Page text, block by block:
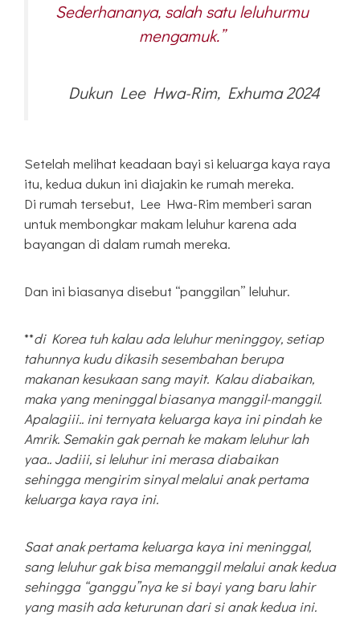
Sederhananya, salah satu leluhurmu
mengamuk.”
Dukun Lee Hwa-Rim, Exhuma 2024
Setelah melihat keadaan bayi si keluarga kaya raya
itu, kedua dukun ini diajakin ke rumah mereka.
Di rumah tersebut, Lee Hwa-Rim memberi saran
untuk membongkar makam leluhur karena ada
bayangan di dalam rumah mereka.
Dan ini biasanya disebut “panggilan” leluhur.
**di Korea tuh kalau ada leluhur meninggoy, setiap
tahunnya kudu dikasih sesembahan berupa
makanan kesukaan sang mayit. Kalau diabaikan,
maka yang meninggal biasanya manggil-manggil.
Apalagiii.. ini ternyata keluarga kaya ini pindah ke
Amrik. Semakin gak pernah ke makam leluhur lah
yaa.. Jadiii, si leluhur ini merasa diabaikan
sehingga mengirim sinyal melalui anak pertama
keluarga kaya raya ini.
Saat anak pertama keluarga kaya ini meninggal,
sang leluhur gak bisa memanggil melalui anak kedua
sehingga “ganggu”nya ke si bayi yang baru lahir
yang masih ada keturunan dari si anak kedua ini.